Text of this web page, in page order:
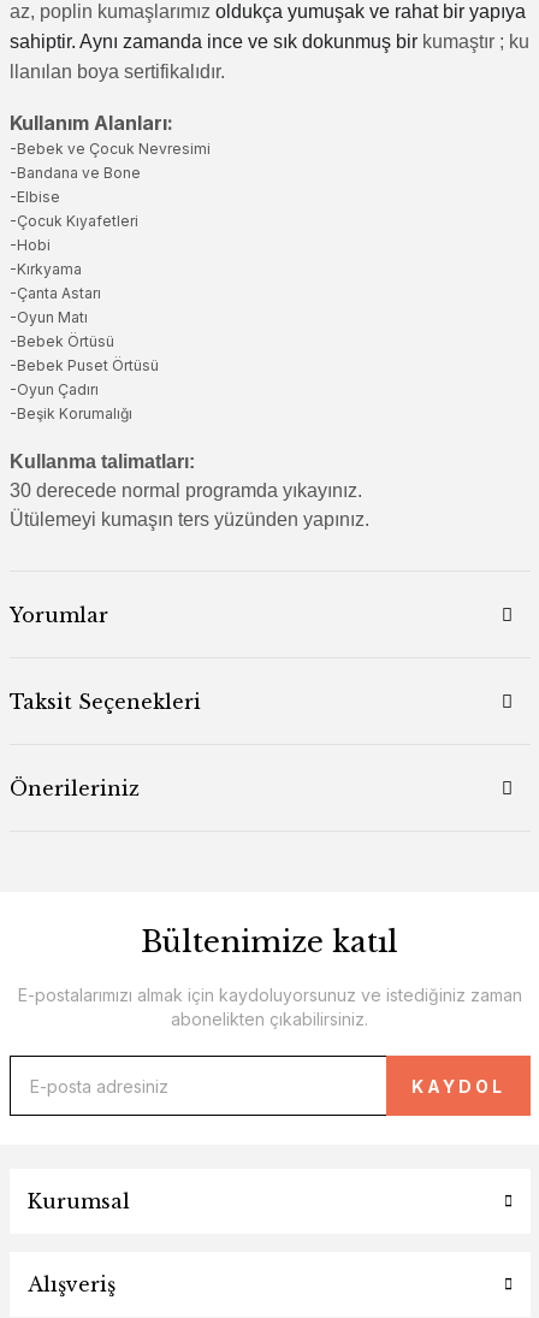
az, poplin kumaşlarımız oldukça yumuşak ve rahat bir yapıya
sahiptir. Aynı zamanda ince ve sık dokunmuş bir kumaştır ; ku
llanılan boya sertifikalıdır.
Kullanım Alanları:
-Bebek ve Çocuk Nevresimi
-Bandana ve Bone
-Elbise
-Çocuk Kıyafetleri
-Hobi
-Kırkyama
-Çanta Astarı
-Oyun Matı
-Bebek Örtüsü
-Bebek Puset Örtüsü
-Oyun Çadırı
-Beşik Korumalığı
Kullanma talimatları:
30 derecede normal programda yıkayınız.
Ütülemeyi kumaşın ters yüzünden yapınız.
Yorumlar
Taksit Seçenekleri
Önerileriniz
Bültenimize katıl
E-postalarımızı almak için kaydoluyorsunuz ve istediğiniz zaman
abonelikten çıkabilirsiniz.
KAYDOL
Kurumsal
Alışveriş